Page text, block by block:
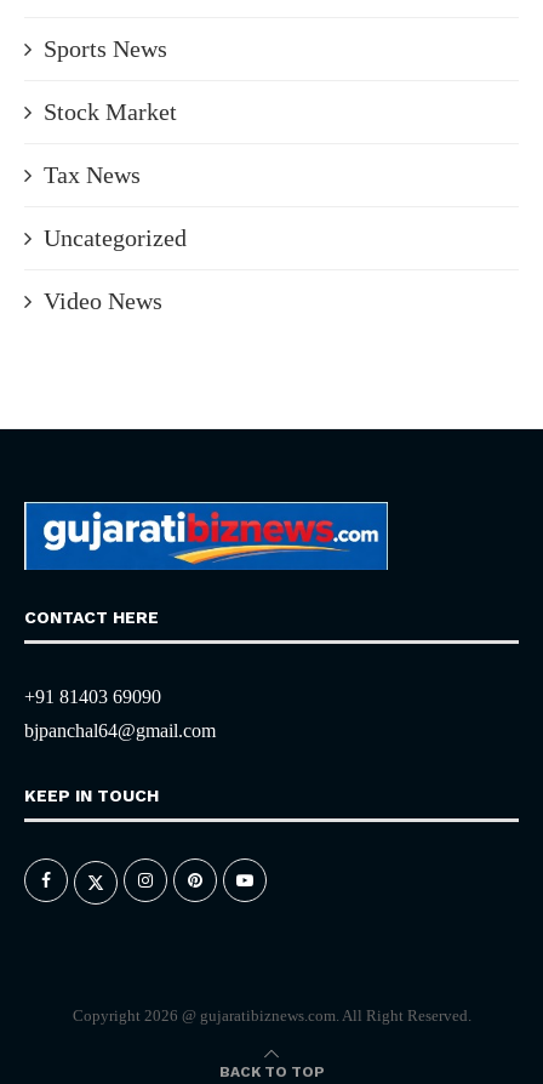
Sports News
Stock Market
Tax News
Uncategorized
Video News
CONTACT HERE
+91 81403 69090
bjpanchal64@gmail.com
KEEP IN TOUCH
Copyright 2026 @ gujaratibiznews.com. All Right Reserved.
BACK TO TOP